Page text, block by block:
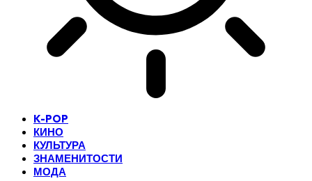
K-POP
КИНО
КУЛЬТУРА
ЗНАМЕНИТОСТИ
МОДА